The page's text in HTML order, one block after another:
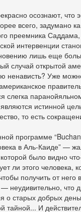
осознают, что
всего,
преемника
интервенции
лишь еще
случай открытой
ненависть? Уже
слегка
являются истинной
то есть
программе
в Аль-Каиде” —
было видно
ли этого
получить от
неудивительно, что
о старых добрых
И